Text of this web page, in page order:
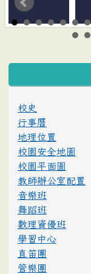
:::
校史
行事曆
地理位置
校園安全地圖
校園平面圖
教師辦公室配置
音樂班
舞蹈班
數理資優班
學習中心
直笛團
管樂團